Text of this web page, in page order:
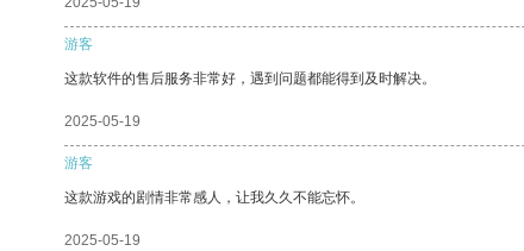
游客
这款软件的售后服务非常好，遇到问题都能得到及时解决。
2025-05-19
游客
这款游戏的剧情非常感人，让我久久不能忘怀。
2025-05-19